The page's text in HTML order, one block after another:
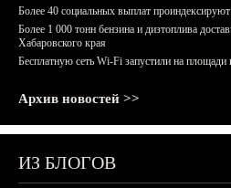
Более 40 социальных выплат
Более 1 000 тонн бензина и дизтоплива
Хабаровского края
Бесплатную сеть Wi-Fi запустили на
Архив новостей >>
ИЗ БЛОГОВ